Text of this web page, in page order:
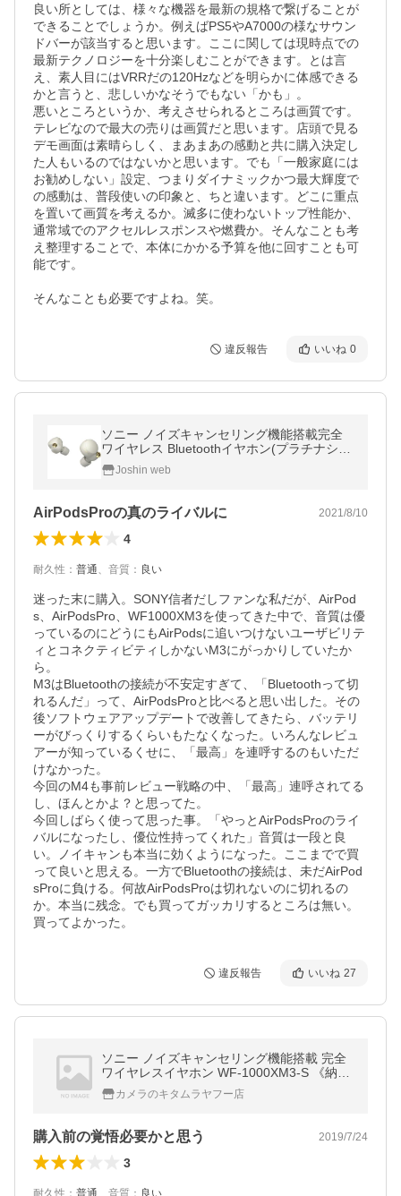
良い所としては、様々な機器を最新の規格で繋げることが
できることでしょうか。例えばPS5やA7000の様なサウン
ドバーが該当すると思います。ここに関しては現時点での
最新テクノロジーを十分楽しむことができます。とは言
え、素人目にはVRRだの120Hzなどを明らかに体感できる
かと言うと、悲しいかなそうでもない「かも」。
悪いところというか、考えさせられるところは画質です。
テレビなので最大の売りは画質だと思います。店頭で見る
デモ画面は素晴らしく、まあまあの感動と共に購入決定し
た人もいるのではないかと思います。でも「一般家庭には
お勧めしない」設定、つまりダイナミックかつ最大輝度で
の感動は、普段使いの印象と、ちと違います。どこに重点
を置いて画質を考えるか。滅多に使わないトップ性能か、
通常域でのアクセルレスポンスや燃費か。そんなことも考
え整理することで、本体にかかる予算を他に回すことも可
能です。
そんなことも必要ですよね。笑。
違反報告 いいね 0
ソニー ノイズキャンセリング機能搭載完全
ワイヤレス Bluetoothイヤホン(プラチナシル
バー) SONY WF-1000XM4 WF-1000XM4S
返品種別A
Joshin web
AirPodsProの真のライバルに 2021/8/10
4
耐久性 ： 普通、 音質 ： 良い
迷った末に購入。SONY信者だしファンな私だが、AirPod
s、AirPodsPro、WF1000XM3を使ってきた中で、音質は優
っているのにどうにもAirPodsに追いつけないユーザビリテ
ィとコネクティビティしかないM3にがっかりしていたか
ら。
M3はBluetoothの接続が不安定すぎて、「Bluetoothって切
れるんだ」って、AirPodsProと比べると思い出した。その
後ソフトウェアアップデートで改善してきたら、バッテリ
ーがびっくりするくらいもたなくなった。いろんなレビュ
アーが知っているくせに、「最高」を連呼するのもいただ
けなかった。
今回のM4も事前レビュー戦略の中、「最高」連呼されてる
し、ほんとかよ？と思ってた。
今回しばらく使って思った事。「やっとAirPodsProのライ
バルになったし、優位性持ってくれた」音質は一段と良
い。ノイキャンも本当に効くようになった。ここまでで買
って良いと思える。一方でBluetoothの接続は、未だAirPod
sProに負ける。何故AirPodsProは切れないのに切れるの
か。本当に残念。でも買ってガッカリするところは無い。
買ってよかった。
違反報告 いいね 27
ソニー ノイズキャンセリング機能搭載 完全
ワイヤレスイヤホン WF-1000XM3-S 《納期
約２週間》
カメラのキタムラヤフー店
購入前の覚悟必要かと思う 2019/7/24
3
耐久性 ： 普通、 音質 ： 良い